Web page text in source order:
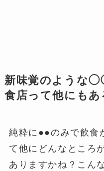
新味覚のような
食店って他にもあ
純粋に●●のみで飲食
て他にどんなところ
ありますかね？こん